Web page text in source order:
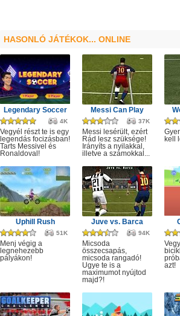
HASONLÓ JÁTÉKOK... ONLINE
Legendary Soccer
4K
Vegyél részt te is egy
legendás focizásban!
Tarts Messivel és
Ronaldoval!
Messi Can Play
37K
Messi lesérült, ezért
Rád lesz szüksége!
Irányíts a nyilakkal,
illetve a számokkal...
kell
Uphill Rush
51K
Menj végig a
legnehezebb
pályákon!
Juve vs. Barca
94K
Micsoda
összecsapás,
micsoda rangadó!
Ugye te is a
maximumot nyújtod
majd?!
azt!